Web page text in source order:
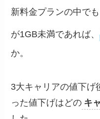
新料金プランの中で
が1GB未満であれば、
か。
3大キャリアの値下げ
った値下げはどの キ